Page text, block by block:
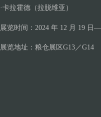
·卡拉霍德（拉脱维亚）
展览时间：2024 年 12 月 19 日
展览地址：粮仓展区G13／G14